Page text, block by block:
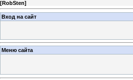
[RobSten]
Вход на сайт
Меню сайта